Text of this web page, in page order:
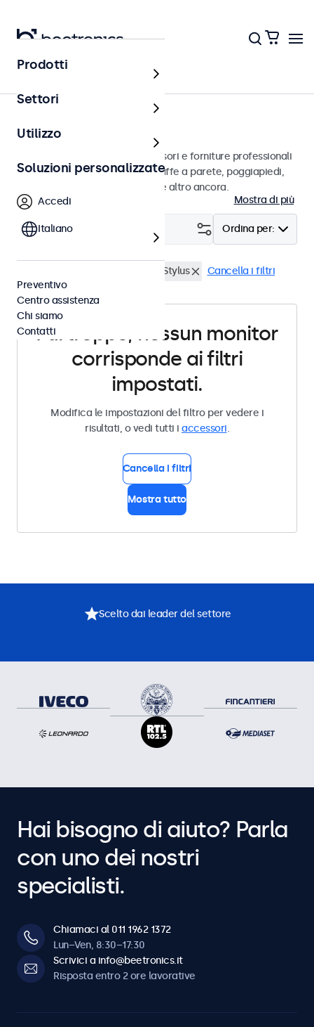
Home
Accessori
Un vasto assortimento di accessori e forniture professionali
per i suoi display Beetronics. Staffe a parete, poggiapiedi,
cavi video, dimmer, connettori e altro ancora.
Mostra di più
Ordina per:
Filtro (0)
Penna touch Stylus Cancella i filtri
Purtroppo, nessun monitor
corrisponde ai filtri
impostati.
Modifica le impostazioni del filtro per vedere i
risultati, o vedi tutti i accessori.
Cancella i filtri
Mostra tutto
Prodotti
Settori
Utilizzo
Soluzioni personalizzate
Accedi
Italiano
Preventivo
Centro assistenza
Chi siamo
Contatti
Scelto dai leader del settore
Hai bisogno di aiuto? Parla
con uno dei nostri
specialisti.
Chiamaci al 011 1962 1372
Lun–Ven, 8:30–17:30
Scrivici a info@beetronics.it
Risposta entro 2 ore lavorative